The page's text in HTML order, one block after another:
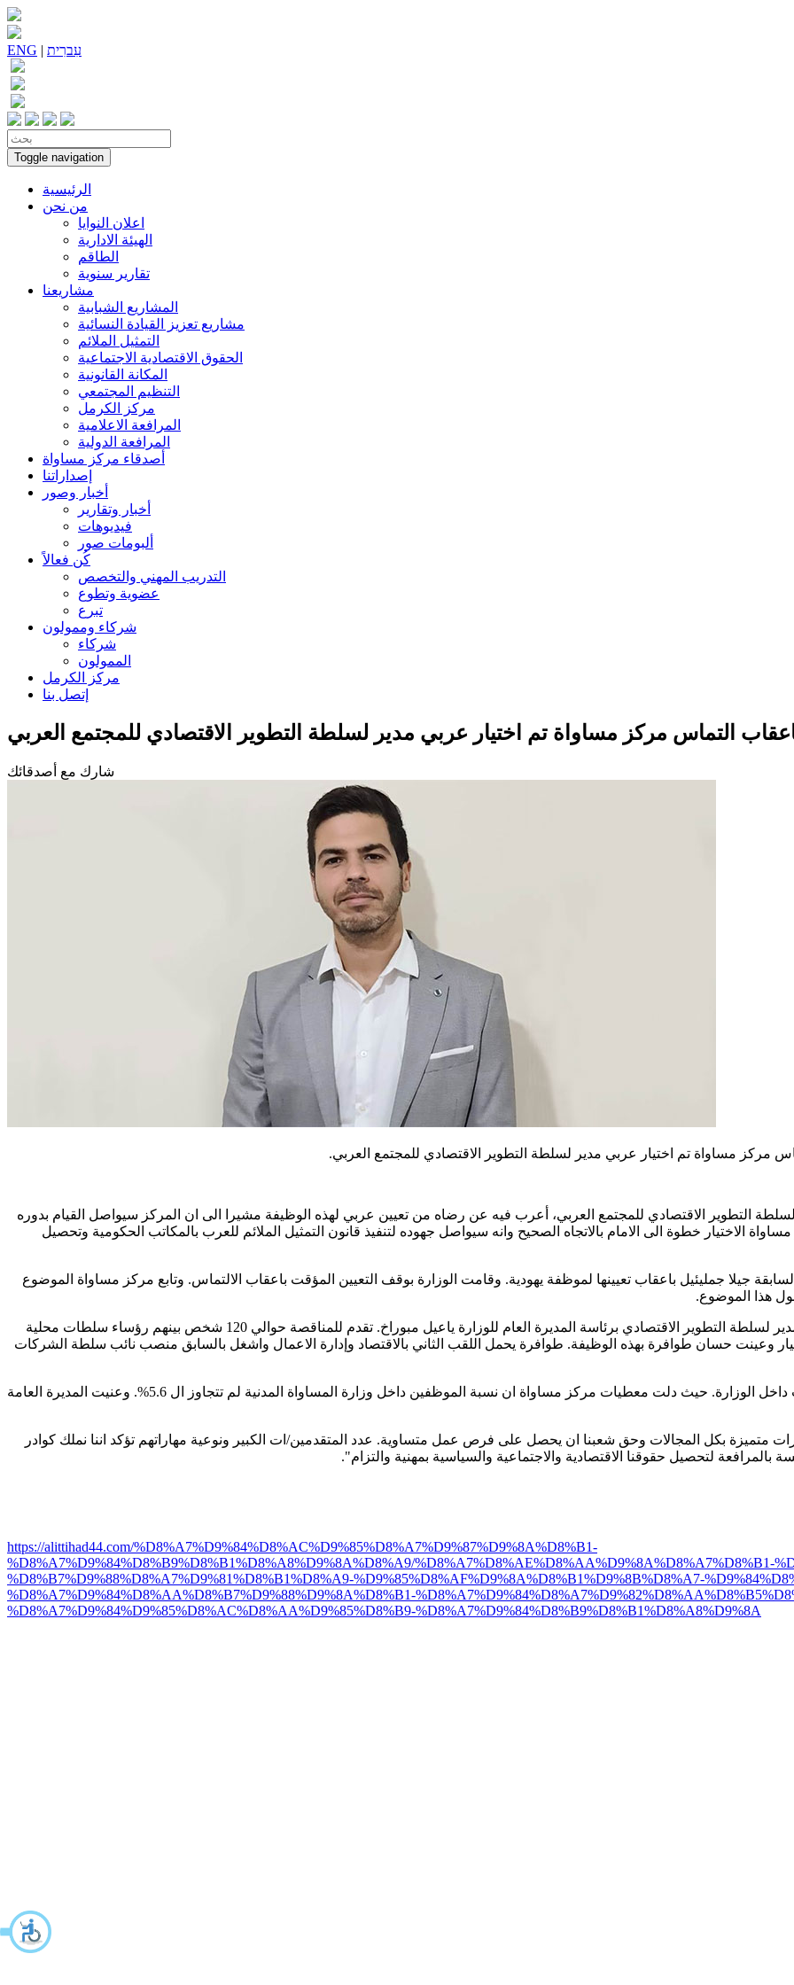
ENG | עִברִית
Toggle navigation
الرئيسية
من نحن
اعلان النوايا
الهيئة الادارية
الطاقم
تقارير سنوية
مشاريعنا
المشاريع الشبابية
مشاريع تعزيز القيادة النسائية
التمثيل الملائم
الحقوق الاقتصادية الاجتماعية
المكانة القانونية
التنظيم المجتمعي
مركز الكرمل
المرافعة الاعلامية
المرافعة الدولية
أصدقاء مركز مساواة
إصداراتنا
أخبار وصور
أخبار وتقارير
فيديوهات
ألبومات صور
كُن فعالاً
التدريب المهني والتخصص
عضوية وتطوع
تبرع
شركاء وممولون
شركاء
الممولون
مركز الكرمل
إتصل بنا
شارك مع أصدقائك
مركز مساواة تم اختيار عربي مدير لسلطة التطوير الاقتصادي للمجتمع العربي.
التطوير الاقتصادي للمجتمع العربي، أعرب فيه عن رضاه من تعيين عربي لهذه الوظيفة مشيرا الى ان المركز سيواصل القيام بدوره
الاختيار خطوة الى الامام بالاتجاه الصحيح وانه سيواصل جهوده لتنفيذ قانون التمثيل الملائم للعرب بالمكاتب الحكومية وتحصيل
ضد وزيرة المساواة المدنية السابقة جيلا جمليئيل باعقاب تعيينها لموظفة يهودية. وقامت الوزارة بوقف التعيين المؤقت باعقاب الالتماس. وتابع مركز مساواة الموضوع
هذا الموضوع.
وبأعقاب التماس مركز مساواة أعلنت الوزارة عن تعيين لجنة اختيار مدير لسلطة التطوير الاقتصادي برئاسة المديرة العام للوزارة ياعيل مبوراخ. تقدم للمناقصة حوالي 120 شخص بينهم رؤساء سلطات محلية
وعينت حسان طوافرة بهذه الوظيفة. طوافرة يحمل اللقب الثاني بالاقتصاد وإدارة الاعمال واشغل بالسابق منصب نائب سلطة الشركات
يشار الى ان مركز مساواة قد طلب تنفيذ قانون التمثيل الملائم للعرب داخل الوزارة. حيث دلت معطيات مركز مساواة ان نسبة الموظفين داخل وزارة المساواة المدنية لم تتجاوز ال 5.6%. وعنيت المديرة العامة
متميزة بكل المجالات وحق شعبنا ان يحصل على فرص عمل متساوية. عدد المتقدمين/ات الكبير ونوعية مهاراتهم تؤكد اننا نملك كوادر
لتحصيل حقوقنا الاقتصادية والاجتماعية والسياسية بمهنية والتزام".
https://alittihad44.com/%D8%A7%D9%84%D8%AC%D9%85%D8%A7%D9%87%D9%8A%D8%B1-
%D8%A7%D9%84%D8%B9%D8%B1%D8%A8%D9%8A%D8%A9/%D8%A7%D8%AE%D8%AA%D9%8A%D8%A7%D8%B1-
%D8%B7%D9%88%D8%A7%D9%81%D8%B1%D8%A9-%D9%85%D8%AF%D9%8A%D8%B1%D9%8B%D8%A7-
%D8%A7%D9%84%D8%AA%D8%B7%D9%88%D9%8A%D8%B1-
%D8%A7%D9%84%D9%85%D8%AC%D8%AA%D9%85%D8%B9-%D8%A7%D9%84%D8%B9%D8%B1%D8%A8%D9%8A